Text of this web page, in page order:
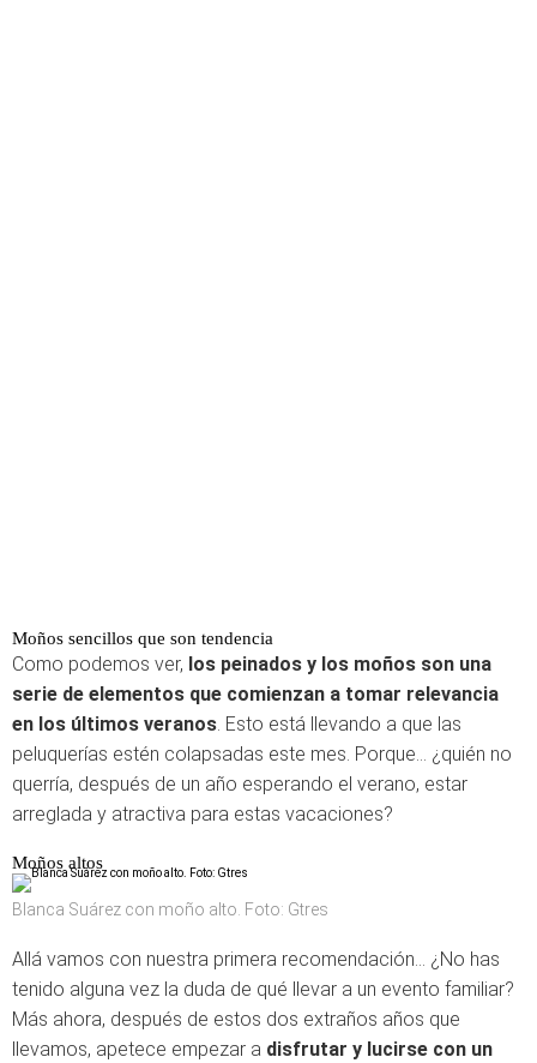
Moños sencillos que son tendencia
Como podemos ver, los peinados y los moños son una
serie de elementos que comienzan a tomar relevancia
en los últimos veranos. Esto está llevando a que las
peluquerías estén colapsadas este mes. Porque… ¿quién no
querría, después de un año esperando el verano, estar
arreglada y atractiva para estas vacaciones?
Moños altos
Blanca Suárez con moño alto. Foto: Gtres
Allá vamos con nuestra primera recomendación… ¿No has
tenido alguna vez la duda de qué llevar a un evento familiar?
Más ahora, después de estos dos extraños años que
llevamos, apetece empezar a disfrutar y lucirse con un